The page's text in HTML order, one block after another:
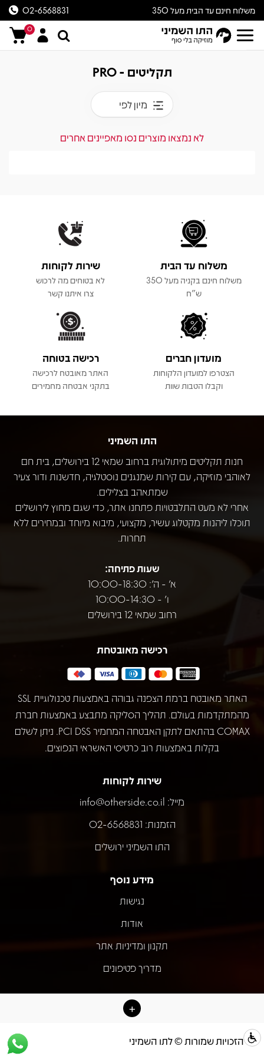
משלוח חינם עד הבית מעל 350
ש״ח
02-6568831
0
תקליטים - PRO
מיון לפי
לא נמצאו מוצרים נסו מאפיינים אחרים
משלוח עד הבית
משלוח חינם בקניה מעל 350
ש"ח
שירות לקוחות
לא בטוחים מה לרכוש
צרו איתנו קשר
מועדון חברים
הצטרפו למועדון הלקוחות
וקבלו הטבות שוות
רכישה בטוחה
האתר מאובטח לרכישה
בתקני אבטחה מחמירים
התו השמיני
חנות תקליטים מיתולוגית ברחוב שמאי 12 בירושלים, בית חם
לאוהבי מוזיקה, עם קירות שמנגנים נוסטלגיה, חדשנות ודור צעיר
שמתאהב בצלילים.
אחרי לא מעט התלבטויות פתחנו אתר, כדי שגם מחוץ לירושלים
תוכלו ליהנות מקטלוג עשיר, מקצועי, מיבוא מיוחד ובמחירים ללא
תחרות.
שעות פתיחה:
א' - ה': 10:00-18:30
ו' - 10:00-14:30
רחוב שמאי 12 בירושלים
רכישה מאובטחת
האתר מאובטח ברמת הצפנה גבוהה באמצעות טכנולוגיית SSL
מהמתקדמות בעולם. תהליך הסליקה מתבצע באמצעות חברת
COMAX בהתאם לתקן האבטחה המחמיר PCI DSS. ניתן לשלם
בקלות באמצעות רוב כרטיסי האשראי הנפוצים.
שירות לקוחות
מייל: info@otherside.co.il
הזמנות: 02-6568831
התו השמיני ירושלים
מידע נוסף
נגישות
אודות
תקנון ומדיניות אתר
מדריך פטיפונים
כל הזכויות שמורות © לתו השמיני